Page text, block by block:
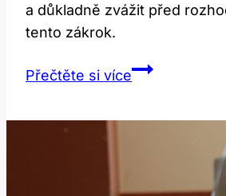
a důkladně zvážit před
tento zákrok.
Přečtěte si víceDiskuze: